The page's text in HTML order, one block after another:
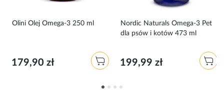
Olini Olej Omega-3 250 ml
179,90 zł
Nordic Naturals Omega-3 Pet
dla psów i kotów 473 ml
199,99 zł